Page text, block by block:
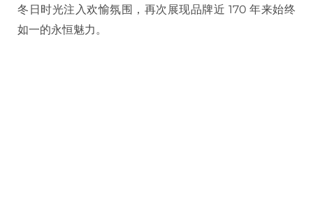
冬日时光注入欢愉氛围，再次展现品牌近 170 年来始终
如一的永恒魅力。